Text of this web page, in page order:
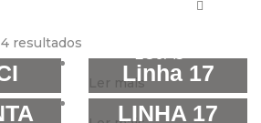
LOJAS
resultados
Ler maisLinha 17
LINHA 17